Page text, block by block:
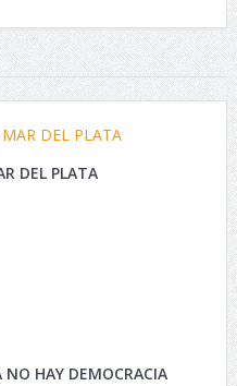
DEL PLATA
NO HAY DEMOCRACIA